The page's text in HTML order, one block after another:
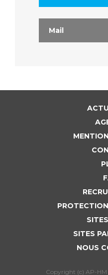
Mail
SITES
NOUS
Copyright (c) AP-HM